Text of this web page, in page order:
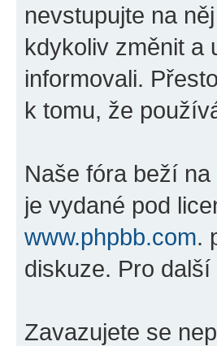
nevstupujte na
kdykoliv změnit a
informovali.
k tomu, že
Naše fóra beží
je vydané pod
www.phpbb.com.
diskuze. Pro
Zavazujete se